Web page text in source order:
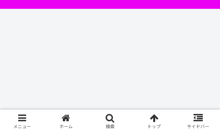
メニュー ホーム 検索 トップ サイドバー